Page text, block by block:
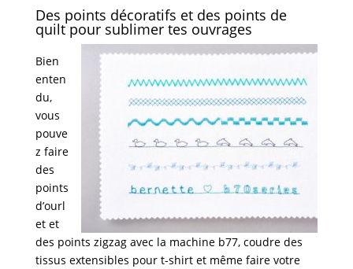
Des points décoratifs et des points de
quilt pour sublimer tes ouvrages
Bien
enten
du,
vous
pouve
z faire
des
points
d’ourl
et et
des points zigzag avec la machine b77, coudre des
tissus extensibles pour t-shirt et même faire votre